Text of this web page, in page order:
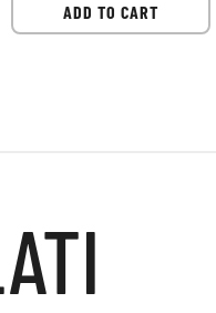
CRIME
quantità
ADD TO CART